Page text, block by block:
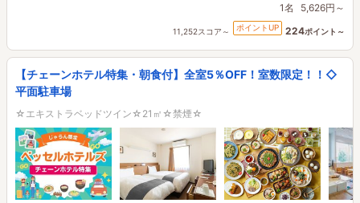
1名 5,626円～
11,252スコア～ ポイントUP 224ポイント～
【チェーンホテル特集・朝食付】全室5％OFF！室数限定！！◇
平面駐車場
☆エキストラベッドツイン☆21㎡☆禁煙☆